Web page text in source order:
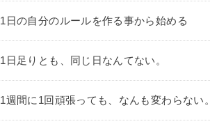
1日の自分のルールを作る事から始める
1日足りとも、同じ日なんてない。
1週間に1回頑張っても、なんも変わらない。